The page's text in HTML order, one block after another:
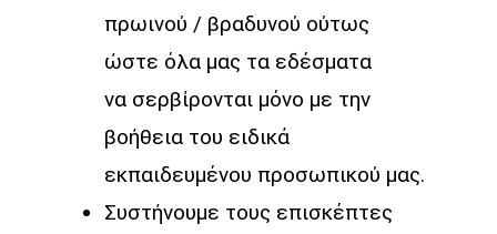
πρωινού / βραδυνού ούτως
ώστε όλα μας τα εδέσματα
να σερβίρονται μόνο με την
βοήθεια του ειδικά
εκπαιδευμένου προσωπικού μας.
Συστήνουμε τους επισκέπτες